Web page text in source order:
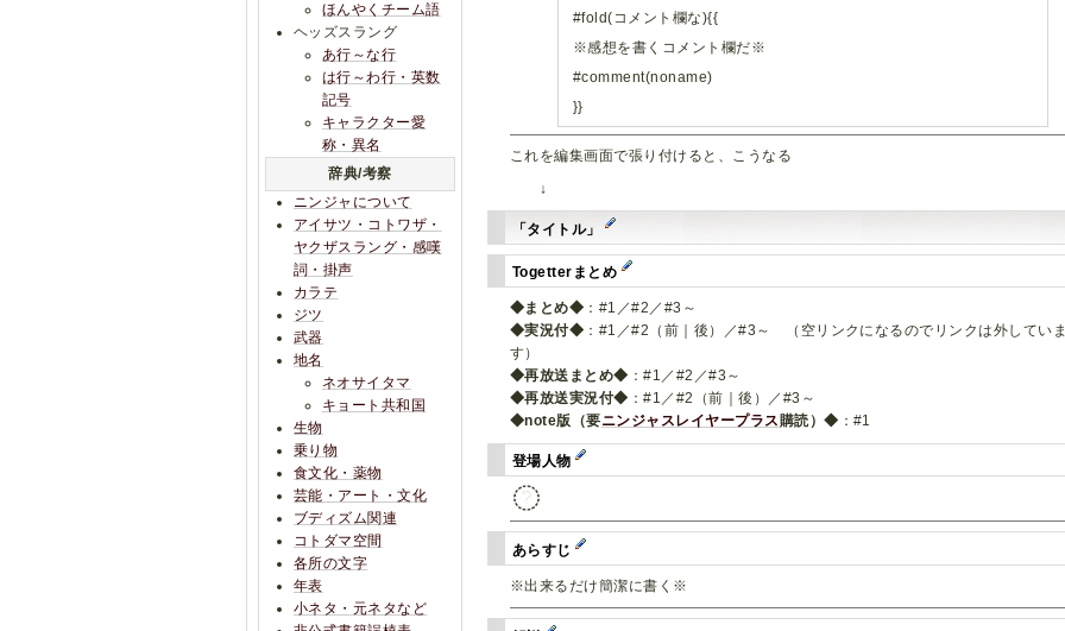
#fold(コメント欄な){{
※感想を書くコメント欄だ※
#comment(noname)
}}
これを編集画面で張り付けると、こうなる
↓
「タイトル」
Togetterまとめ
◆まとめ◆ ：#1／#2／#3～
◆実況付◆ ：#1／#2（前｜後）／#3～ （空リンクになるのでリンクは外してい
す）
◆再放送まとめ◆ ：#1／#2／#3～
◆再放送実況付◆ ：#1／#2（前｜後）／#3～
◆note版（要ニンジャスレイヤープラス購読）◆ ：#1
登場人物
あらすじ
※出来るだけ簡潔に書く※
ほんやくチーム語
ヘッズスラング
あ行～な行
は行～わ行・英数
記号
キャラクター愛
称・異名
辞典/考察
ニンジャについて
アイサツ・コトワザ・
ヤクザスラング・感嘆
詞・掛声
カラテ
ジツ
武器
地名
ネオサイタマ
キョート共和国
生物
乗り物
食文化・薬物
芸能・アート・文化
ブディズム関連
コトダマ空間
各所の文字
年表
小ネタ・元ネタなど